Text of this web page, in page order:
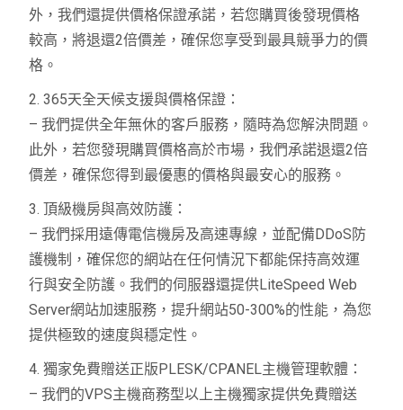
外，我們還提供價格保證承諾，若您購買後發現價格
較高，將退還2倍價差，確保您享受到最具競爭力的價
格。
2. 365天全天候支援與價格保證：
– 我們提供全年無休的客戶服務，隨時為您解決問題。
此外，若您發現購買價格高於市場，我們承諾退還2倍
價差，確保您得到最優惠的價格與最安心的服務。
3. 頂級機房與高效防護：
– 我們採用遠傳電信機房及高速專線，並配備DDoS防
護機制，確保您的網站在任何情況下都能保持高效運
行與安全防護。我們的伺服器還提供LiteSpeed Web
Server網站加速服務，提升網站50-300%的性能，為您
提供極致的速度與穩定性。
4. 獨家免費贈送正版PLESK/CPANEL主機管理軟體：
– 我們的VPS主機商務型以上主機獨家提供免費贈送